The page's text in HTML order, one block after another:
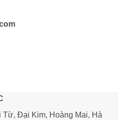
Đại Kim, Hoàng Mai, Hà